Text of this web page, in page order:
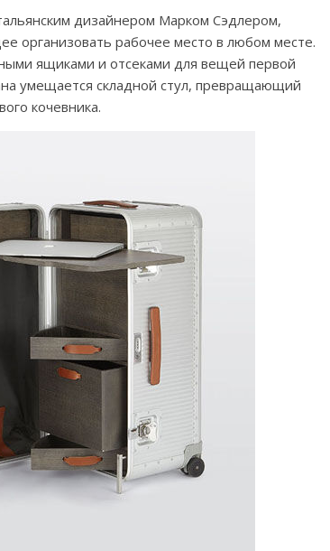
дизайнером Марком Сэдлером,
организовать рабочее место в любом месте.
ящиками и отсеками для вещей первой
умещается складной стул, превращающий
кочевника.